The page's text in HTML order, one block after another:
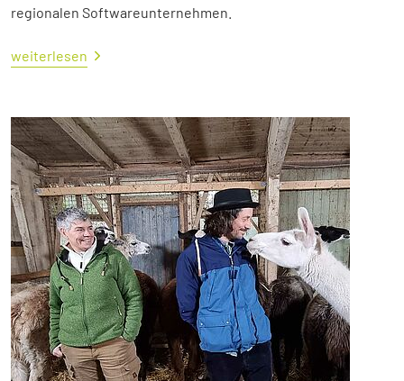
regionalen Softwareunternehmen.
weiterlesen